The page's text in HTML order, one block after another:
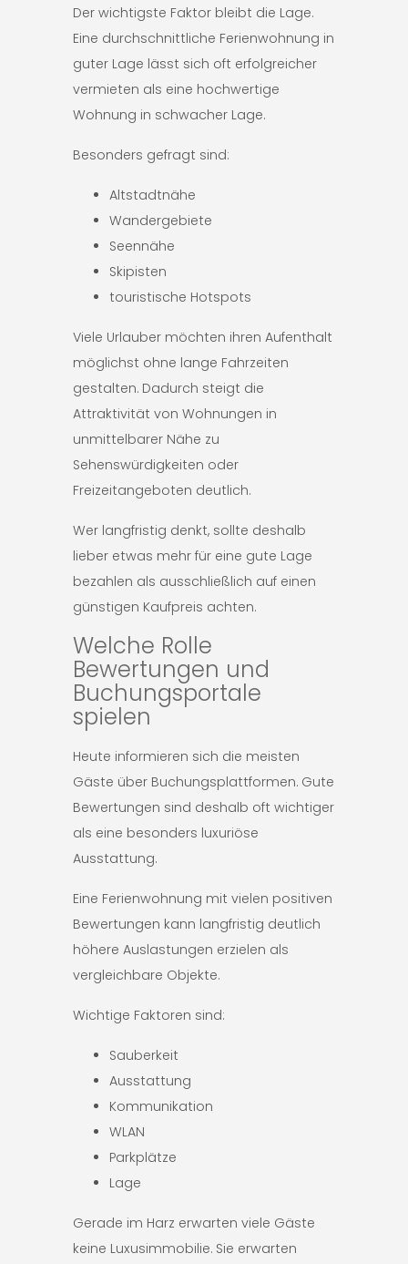
Der wichtigste Faktor bleibt die Lage.
Eine durchschnittliche Ferienwohnung in
guter Lage lässt sich oft erfolgreicher
vermieten als eine hochwertige
Wohnung in schwacher Lage.
Besonders gefragt sind:
Altstadtnähe
Wandergebiete
Seennähe
Skipisten
touristische Hotspots
Viele Urlauber möchten ihren Aufenthalt
möglichst ohne lange Fahrzeiten
gestalten. Dadurch steigt die
Attraktivität von Wohnungen in
unmittelbarer Nähe zu
Sehenswürdigkeiten oder
Freizeitangeboten deutlich.
Wer langfristig denkt, sollte deshalb
lieber etwas mehr für eine gute Lage
bezahlen als ausschließlich auf einen
günstigen Kaufpreis achten.
Welche Rolle
Bewertungen und
Buchungsportale
spielen
Heute informieren sich die meisten
Gäste über Buchungsplattformen. Gute
Bewertungen sind deshalb oft wichtiger
als eine besonders luxuriöse
Ausstattung.
Eine Ferienwohnung mit vielen positiven
Bewertungen kann langfristig deutlich
höhere Auslastungen erzielen als
vergleichbare Objekte.
Wichtige Faktoren sind:
Sauberkeit
Ausstattung
Kommunikation
WLAN
Parkplätze
Lage
Gerade im Harz erwarten viele Gäste
keine Luxusimmobilie. Sie erwarten